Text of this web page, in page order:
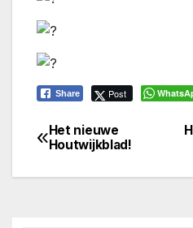
Share Post
Bericht
navigatie
Het nieuwe
Houtwijkblad!